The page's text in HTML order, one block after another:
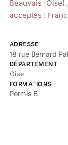
Beauvais
acceptés :
ADRESSE
18 rue Bernard
DÉPARTEMENT
Oise
FORMATIONS
Permis B